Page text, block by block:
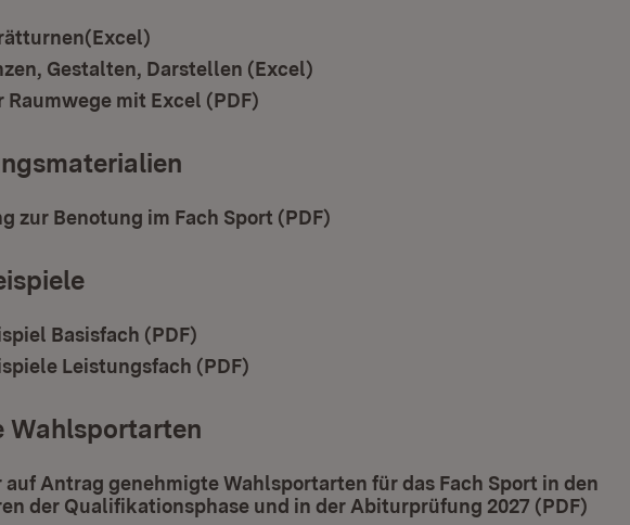
Gestalten, Darstellen (Excel)
Raumwege mit Excel (PDF)
zur Benotung im Fach Sport (PDF)
Basisfach (PDF)
Leistungsfach (PDF)
Wahlsportarten
auf Antrag genehmigte Wahlsportarten für das Fach Sport in den
der Qualifikationsphase und in der Abiturprüfung 2027 (PDF)